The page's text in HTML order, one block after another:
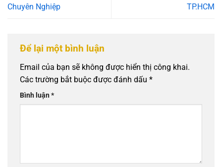
Chuyên Nghiệp
TP.HCM
Để lại một bình luận
Email của bạn sẽ không được hiển thị công khai.
Các trường bắt buộc được đánh dấu *
Bình luận*